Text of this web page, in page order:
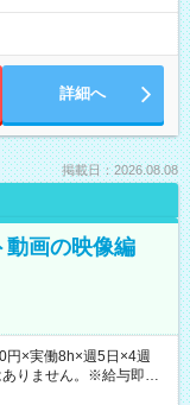
詳細へ
掲載日：2026.08.08
動画の映像編
×実働8h×週5日×4週
りません。※給与即受